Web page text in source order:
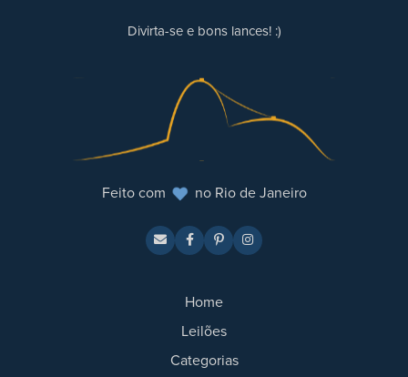
Divirta-se e bons lances! :)
Feito com no Rio de Janeiro
Home
Leilões
Categorias